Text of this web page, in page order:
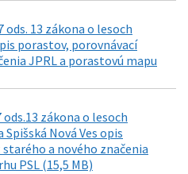
ods. 13 zákona o lesoch
porastov, porovnávací
JPRL a porastovú mapu
ods.13 zákona o lesoch
Nová Ves opis
a nového značenia
PSL (15,5 MB)